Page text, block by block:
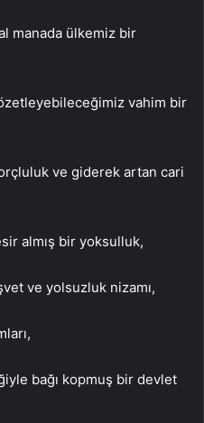
manada ülkemiz bir
vahim bir
ve giderek artan cari
almış bir yoksulluk,
ve yolsuzluk nizamı,
bağı kopmuş bir devlet